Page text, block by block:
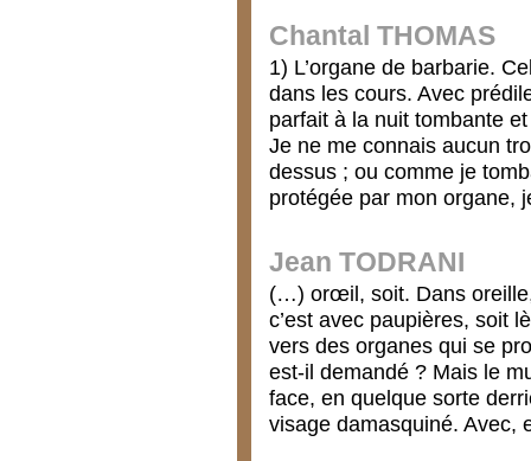
Chantal THOMAS
1) L’organe de barbarie.
dans les cours. Avec
parfait à la nuit tombante
Je ne me connais aucun
dessus ; ou comme je
protégée par mon organe,
Jean TODRANI
(…) orœil, soit. Dans
c’est avec paupières, soit
vers des organes qui se
est-il demandé ? Mais le
face, en quelque sorte
visage damasquiné.